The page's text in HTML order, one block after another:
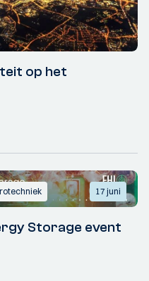
op het
17 juni
Storage event